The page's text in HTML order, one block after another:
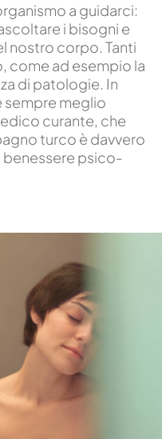
a guidarci:
i bisogni e
nostro corpo. Tanti
come ad esempio la
di patologie. In
sempre meglio
curante, che
turco è davvero
benessere psico-